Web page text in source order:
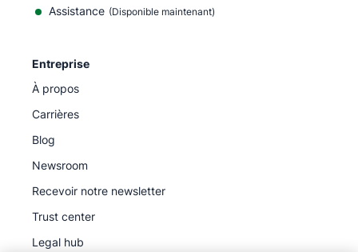
Assistance (Disponible maintenant)
Entreprise
À propos
Carrières
Blog
Newsroom
Recevoir notre newsletter
Trust center
Legal hub